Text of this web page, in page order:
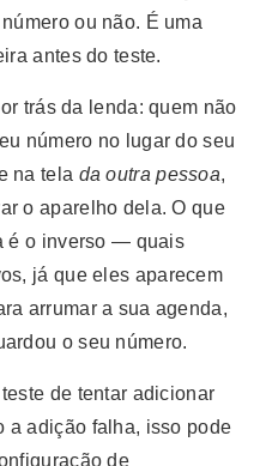
ou não. É uma
antes do teste.
trás da lenda: quem não
número no lugar do seu
na tela da outra pessoa,
o aparelho dela. O que
é o inverso — quais
já que eles aparecem
arrumar a sua agenda,
o seu número.
de tentar adicionar
a adição falha, isso pode
de